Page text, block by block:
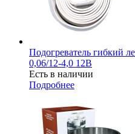
Подогреватель
0,06/12-4,0 12В
Есть в наличии
Подробнее